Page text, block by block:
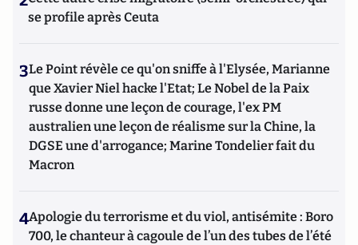
se profile après Ceuta
3Le Point révèle ce qu'on sniffe à l'Elysée, Marianne
que Xavier Niel hacke l'Etat; Le Nobel de la Paix
russe donne une leçon de courage, l'ex PM
australien une leçon de réalisme sur la Chine, la
DGSE une d'arrogance; Marine Tondelier fait du
Macron
4Apologie du terrorisme et du viol, antisémite : Boro
700, le chanteur à cagoule de l’un des tubes de l’été